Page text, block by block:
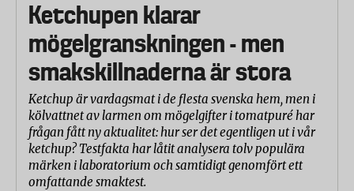
Ketchupen klarar
mögelgranskningen - men
smakskillnaderna är stora
Ketchup är vardagsmat i de flesta svenska hem, men i
kölvattnet av larmen om mögelgifter i tomatpuré har
frågan fått ny aktualitet: hur ser det egentligen ut i vår
ketchup? Testfakta har låtit analysera tolv populära
märken i laboratorium och samtidigt genomfört ett
omfattande smaktest.